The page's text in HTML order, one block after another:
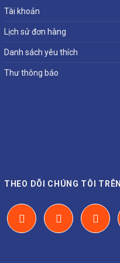
Tài khoản
Lịch sử đơn hàng
Danh sách yêu thích
Thư thông báo
THEO DÕI CHÚNG TÔI TRÊN